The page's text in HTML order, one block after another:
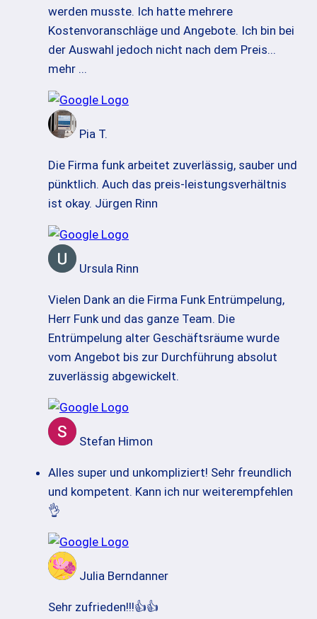
werden musste. Ich hatte mehrere
Kostenvoranschläge und Angebote. Ich bin bei
der Auswahl jedoch nicht nach dem Preis...
mehr ...
Pia T.
Die Firma funk arbeitet zuverlässig, sauber und
pünktlich. Auch das preis-leistungsverhältnis
ist okay. Jürgen Rinn
Ursula Rinn
Vielen Dank an die Firma Funk Entrümpelung,
Herr Funk und das ganze Team. Die
Entrümpelung alter Geschäftsräume wurde
vom Angebot bis zur Durchführung absolut
zuverlässig abgewickelt.
Stefan Himon
Alles super und unkompliziert! Sehr freundlich
und kompetent. Kann ich nur weiterempfehlen
👌
Julia Berndanner
Sehr zufrieden!!!👍👍